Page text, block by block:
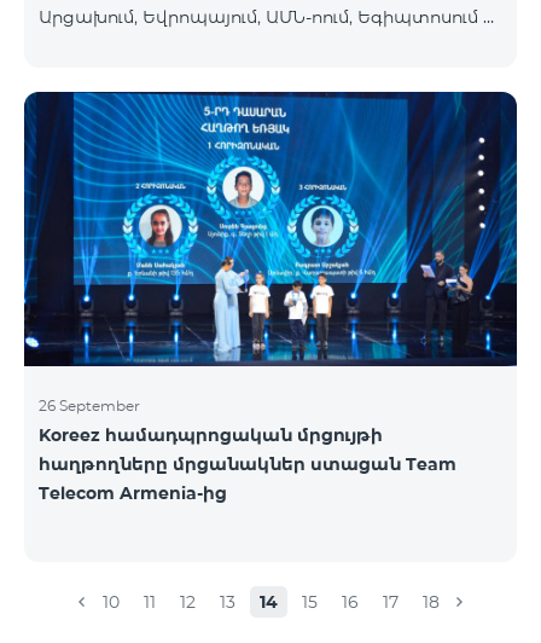
Արցախում, Եվրոպայում, ԱՄՆ-ոում, Եգիպտոսում և
ելքային զանգեր դեպի Հայաստան՝ 150 դրամ/
րոպե: Ելքային զանգեր տեղական՝ 500 դրամ/
րոպե: SMS՝ 150 դրամ: Երկրների ամբողջական
ցանկ՝ Արցախ, Ալբանիա, ԱՄՆ, Ավստրալիա,
Ավստրիա, Բելգիա, Բոսնիա և Հերցեգովինա,
Բուլղարիա, Գերմանիա, Դանիա, Եգիպտոս,
Էստոնիա, Իռլանդիա, Իսլանդիա, Իսպանիա,
Իտալիա, Լատվիա, Լեհաստան, Լիխտենշտեյն,
26 September
Koreez համադպրոցական մրցույթի
հաղթողները մրցանակներ ստացան Team
Telecom Armenia-ից
10 11 12 13 14 15 16 17 18